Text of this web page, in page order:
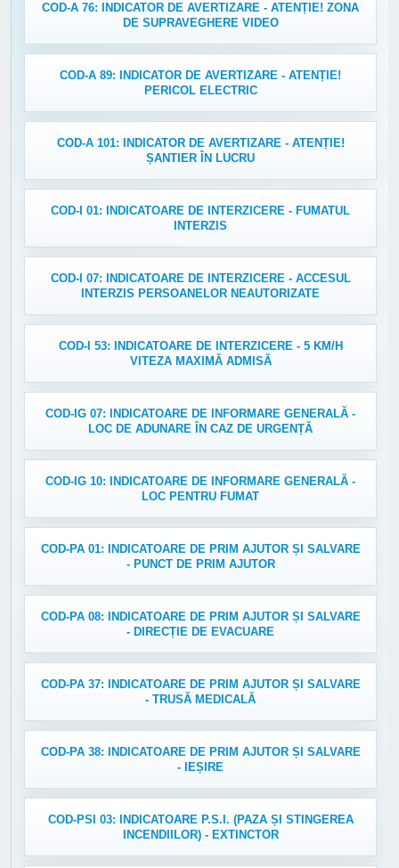
COD-A 76: INDICATOR DE AVERTIZARE - ATENȚIE! ZONA
DE SUPRAVEGHERE VIDEO
COD-A 89: INDICATOR DE AVERTIZARE - ATENȚIE!
PERICOL ELECTRIC
COD-A 101: INDICATOR DE AVERTIZARE - ATENȚIE!
ȘANTIER ÎN LUCRU
COD-I 01: INDICATOARE DE INTERZICERE - FUMATUL
INTERZIS
COD-I 07: INDICATOARE DE INTERZICERE - ACCESUL
INTERZIS PERSOANELOR NEAUTORIZATE
COD-I 53: INDICATOARE DE INTERZICERE - 5 KM/H
VITEZA MAXIMĂ ADMISĂ
COD-IG 07: INDICATOARE DE INFORMARE GENERALĂ -
LOC DE ADUNARE ÎN CAZ DE URGENȚĂ
COD-IG 10: INDICATOARE DE INFORMARE GENERALĂ -
LOC PENTRU FUMAT
COD-PA 01: INDICATOARE DE PRIM AJUTOR ȘI SALVARE
- PUNCT DE PRIM AJUTOR
COD-PA 08: INDICATOARE DE PRIM AJUTOR ȘI SALVARE
- DIRECȚIE DE EVACUARE
COD-PA 37: INDICATOARE DE PRIM AJUTOR ȘI SALVARE
- TRUSĂ MEDICALĂ
COD-PA 38: INDICATOARE DE PRIM AJUTOR ȘI SALVARE
- IEȘIRE
COD-PSI 03: INDICATOARE P.S.I. (PAZA ȘI STINGEREA
INCENDIILOR) - EXTINCTOR